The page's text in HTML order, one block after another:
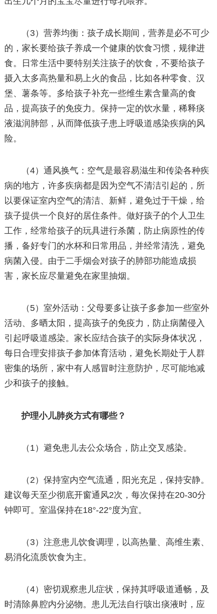
（3）营养均衡：孩子成长期间，营养是必不可少
的，家长要给孩子养成一个健康的饮食习惯，规律进
食。日常生活中要特别关注孩子的饮食，不要给孩子
摄入太多高热量和易上火的食品，比如各种零食、汉
堡、薯条等。多给孩子补充一些维生素含量高的食
品，提高孩子的免疫力。保持一定的饮水量，稀释痰
液滋润肺部，从而降低孩子患上呼吸道感染疾病的风
险。
（4）通风换气：空气是最容易滋生和传染各种疾
病的地方，许多疾病都是因为空气不清洁引起的，所
以要保证室内空气的清洁、新鲜，避免过于干燥，给
孩子提供一个良好的居住条件。做好孩子的个人卫生
工作，经常给孩子的玩具进行杀菌，防止病原性的传
播，备好专门的水杯和日常用品，并经常清洗，避免
病菌入侵。由于二手烟会对孩子的肺部功能造成损
害，家长应尽量避免在家里抽烟。
（5）室外活动：父母要多让孩子多参加一些室外
活动、多晒太阳，提高孩子的免疫力，防止病菌侵入
引起呼吸道感染。家长应结合孩子的实际身体状况，
每日合理安排孩子参加体育活动，避免长期处于人群
密集的场所，家中有人感冒时注意防护，尽可能地减
少和孩子的接触。
护理小儿肺炎方式有哪些？
（1）避免患儿去公众场合，防止交叉感染。
（2）保持室内空气流通，阳光充足，保持安静。
建议每天至少彻底开窗通风2次，每次保持在20-30分
钟即可。室温保持在18°-22°度为宜。
（3）注意患儿饮食调理，以高热量、高维生素、
易消化流质饮食为主。
（4）密切观察患儿症状，保持其呼吸道通畅，及
时清除鼻腔内分泌物。患儿无法自行咳出痰液时，应